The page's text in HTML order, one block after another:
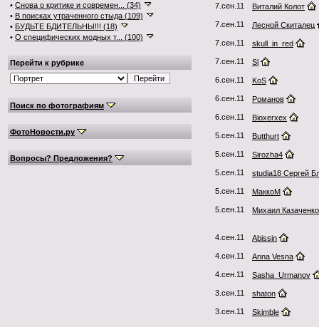
• Снова о критике и современ... (34)
• В поисках утраченного стыда (109)
• БУДЬТЕ БДИТЕЛЬНЫ!!! (18)
• О специфических модных т... (100)
Перейти к рубрике
Поиск по фотографиям
ФотоНовости.ру
Вопросы? Предложения?
7.сен.11 Виталий Колот
7.сен.11 Лесной Скиталец
7.сен.11 skull_in_red
7.сен.11 Sl
6.сен.11 KoS
6.сен.11 Романов
6.сен.11 Bioxerxex
5.сен.11 Butthurt
5.сен.11 Sirozha4
5.сен.11 studia18 Сергей
5.сен.11 МаккоМ
5.сен.11 Михаил Казаченко
4.сен.11 Abissin
4.сен.11 Anna Vesna
4.сен.11 Sasha_Urmanov
3.сен.11 shaton
3.сен.11 Skimble